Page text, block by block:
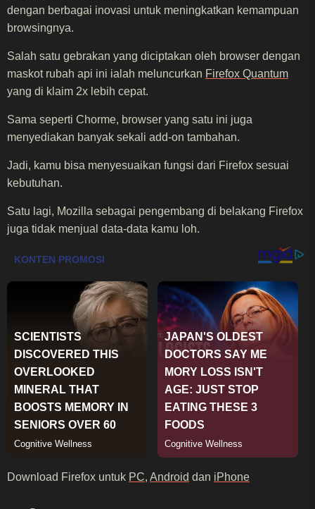
dengan berbagai inovasi untuk meningkatkan kemampuan
browsingnya.
Salah satu gebrakan yang diciptakan oleh browser dengan
maskot rubah api ini ialah meluncurkan Firefox Quantum
yang di klaim 2x lebih cepat.
Sama seperti Chorme, browser yang satu ini juga
menyediakan banyak sekali add-on tambahan.
Jadi, kamu bisa menyesuaikan fungsi dari Firefox sesuai
kebutuhan.
Satu lagi, Mozilla sebagai pengembang di belakang Firefox
juga tidak menjual data-data kamu loh.
Download Firefox untuk PC, Android dan iPhone